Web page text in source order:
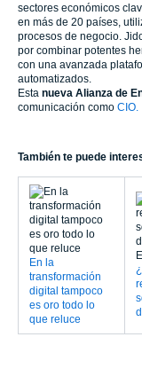
sectores económicos
en más de 20 países,
procesos de negocio.
por combinar potentes
con una avanzada
automatizados.
Esta nueva Alianza de
comunicación como CIO.
También te puede
En la
transformación
digital tampoco
es oro todo lo
que reluce